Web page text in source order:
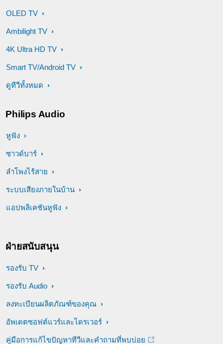
OLED TV
Ambilight TV
4K Ultra HD TV
Smart TV/Android TV
ดูทีวีทั้งหมด
Philips Audio
หูฟัง
ซาวด์บาร์
ลำโพงไร้สาย
ระบบเสียงภายในบ้าน
แอปพลิเคชันหูฟัง
ฝ่ายสนับสนุน
รองรับ TV
รองรับ Audio
ลงทะเบียนผลิตภัณฑ์ของคุณ
อัพเดตซอฟต์แวร์และไดรเวอร์
คู่มือการแก้ไขปัญหาทีวีและคำถามที่พบบ่อย